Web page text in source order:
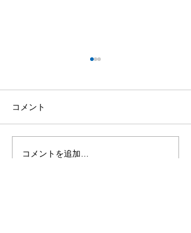
文部科学省の「EDU-Port
コメント
コメントを追加…